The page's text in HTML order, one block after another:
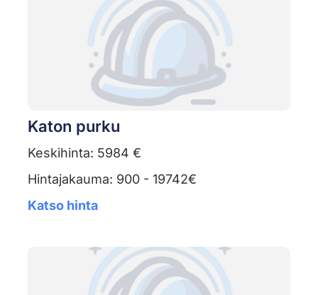
Katon purku
Keskihinta: 5984 €
Hintajakauma: 900 - 19742€
Katso hinta